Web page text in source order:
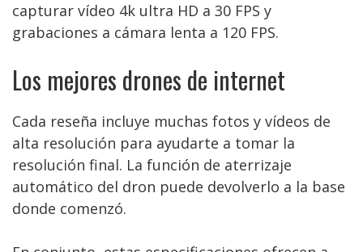
capturar vídeo 4k ultra HD a 30 FPS y
grabaciones a cámara lenta a 120 FPS.
Los mejores drones de internet
Cada reseña incluye muchas fotos y vídeos de
alta resolución para ayudarte a tomar la
resolución final. La función de aterrizaje
automático del dron puede devolverlo a la base
donde comenzó.